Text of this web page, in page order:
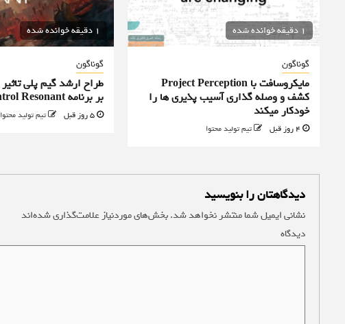
1 دقیقه خوانده شده
گوناگون
مایکروسافت با Project Perception
کشف و وصله گذاری آسیب پذیری ها را
خودکار میکند
تیم تولید محتوا
1 دقیقه خوانده شده
گوناگون
بر برنامه Control Resonant را رد کرد
5 روز قبل تیم تولید محتوا
دیدگاهتان را بنویسید
نشانی ایمیل شما منتشر نخواهد شد.بخش‌های موردنیاز علامت‌گذاری شده‌اند
دیدگاه